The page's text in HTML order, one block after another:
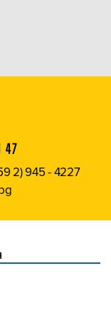
47
2) 945 - 4227